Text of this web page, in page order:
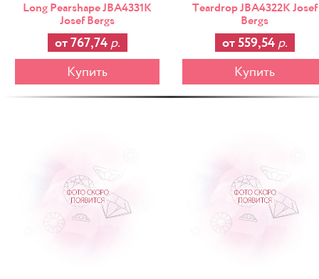
Long Pearshape JBA4331K
Josef Bergs
от 767,74 р.
Купить
Teardrop JBA4322K Josef
Bergs
от 559,54 р.
Купить